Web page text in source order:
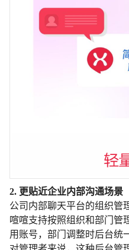
2. 更贴近企业内部沟通场景
公司内部聊天平台的组织管
喧喧支持按照组织和部门管
用账号，部门调整时后台统